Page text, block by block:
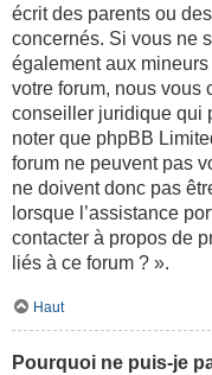
écrit des parents ou
concernés. Si vous ne
également aux
votre forum, nous vous
conseiller juridique qui
noter que phpBB
forum ne peuvent pas
ne doivent donc pas
lorsque l’assistance
contacter à propos de
liés à ce forum ? ».
Haut
Pourquoi ne puis-je